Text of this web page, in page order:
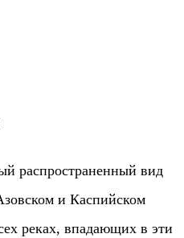
распространенный вид
и Каспийском
реках, впадающих в эти